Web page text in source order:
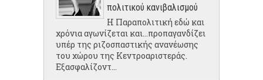
πολιτικού κανιβαλισμού
Η Παραπολιτική εδώ και
χρόνια αγωνίζεται και...προπαγανδίζει
υπέρ της ριζοσπαστικής ανανέωσης
του χώρου της Κεντροαριστεράς.
Εξασφαλίζοντ...